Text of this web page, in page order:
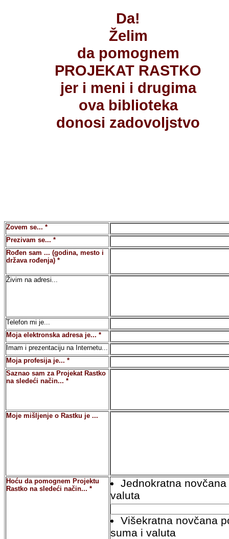
Da!
Želim
da pomognem
PROJEKAT RASTKO
jer i meni i drugima
ova biblioteka
donosi zadovoljstvo
Zovem se... *
Prezivam se... *
Rođen sam ... (godina, mesto i
država rođenja) *
Živim na adresi...
Telefon mi je...
Moja elektronska adresa je... *
Imam i prezentaciju na Internetu...
Moja profesija je... *
Saznao sam za Projekat Rastko
na sledeći način... *
Moje mišljenje o Rastku je ...
Hoću da pomognem Projektu
Rastko na sledeći način... *
Jednokratna
valuta
Višekratna novčana
suma i valuta